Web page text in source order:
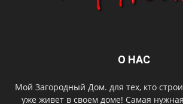
О НАС
Мой Загородный Дом. для тех, кто
уже живет в своем доме! Самая